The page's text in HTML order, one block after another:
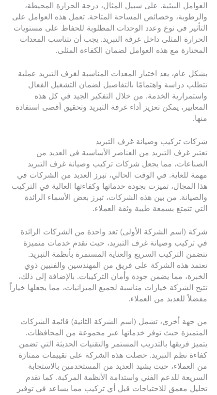
العوامل البيئية. على سبيل المثال، درجة الحرارة المحيطة،
والرطوبة، وخصائص المساحة المتاحة. تعمل هذه العوامل على
التأثير في نوع وعدد الوحدات المطلوبة للحفاظ على مستويات
الحرارة المثلى داخل غرفة التبريد. يجب أن تتناسب المعدات
المختارة مع هذه العوامل لضمان الكفاءة المثلى.
بشكل عام، يعد اختيار المعدات المناسبة لغرف التبريد عملية
تتطلب دراسة واهتمامًا بالتفاصيل لضمان التشغيل الفعال
واستمرارية الخدمة. من خلال التفكير الجيد في كل هذه
المعايير، يمكن تعزيز أداء غرفة التبريد وتحقيق أقصى استفادة
منها.
شركات تركيب وصيانة غرف التبريد
تعتبر غرف التبريد من العناصر الأساسية في العديد من
الصناعات، مما يجعل شركات تركيب وصيانة غرف التبريد
مهمة للغاية. في الوقت الحالي، تبرز العديد من الشركات في
هذا المجال، تميزت بجودة خدماتها وكفاءتها العالية في التركيب
والصيانة. من بين هذه الشركات، تبرز بعض الأسماء الرائدة
التي تتمتع بسمعة طيبة وثقة العملاء.
شركة (اسم الشركة الأولى) تعد واحدة من الشركات الرائدة
في تركيب وصيانة غرف التبريد، حيث تقدم خدمات متميزة
تتضمن التركيب السريع والعناية المستمرة بأنظمة التبريد.
تعتمد هذه الشركة على فريق من المهندسين والفنيين ذوي
الخبرة، مما يضمن جودة وأمان التركيبات. بالإضافة إلى ذلك،
تتيح الشركة خيارات مناسبة لجميع الميزانيات، مما يجعلها خياراً
مفضلاً للعديد من العملاء.
من جهة أخرى، تشمل (اسم الشركة الثانية) قائمة الشركات
المتميزة حيث توفر خدماتها عبر مجموعة من المحافظات.
يتميز فريقها بالتدريب المستمر والتقنيات الحديثة التي تضمن
كفاءة نظم التبريد. حصلت هذه الشركة على تقييمات ممتازة
من العملاء، حيث يشيد العديد من المستخدمين بالاستجابة
السريعة للدعم الفني واستدامة الأنظمة المركبة. كما تقدم
تحليل معمق للاحتياجات قبل أي تركيب مما يساعد في توفير